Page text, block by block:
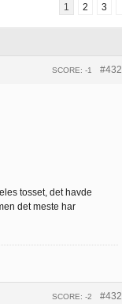
1 2 3
SCORE: -1
tosset, det havde
det meste har
SCORE: -2